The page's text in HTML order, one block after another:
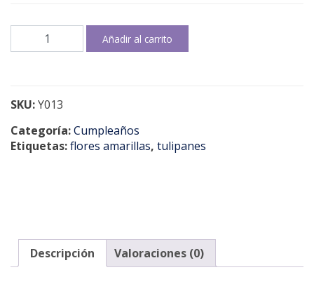
Tulipanes
amarillos
Añadir al carrito
SKU:Y013
Categoría:Cumpleaños
Etiquetas:flores amarillas, tulipanes
Descripción Valoraciones (0)